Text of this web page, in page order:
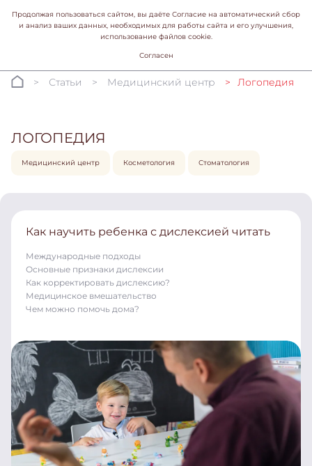
Статьи Медицинский центр Логопедия
ЛОГОПЕДИЯ
Медицинский центр Косметология Стоматология
Как научить ребенка с дислексией читать
Международные подходы
Основные признаки дислексии
Как корректировать дислексию?
Медицинское вмешательство
Чем можно помочь дома?
Продолжая пользоваться сайтом, вы даёте Согласие на автоматический сбор
и анализ ваших данных, необходимых для работы сайта и его улучшения,
использование файлов cookie.
Согласен